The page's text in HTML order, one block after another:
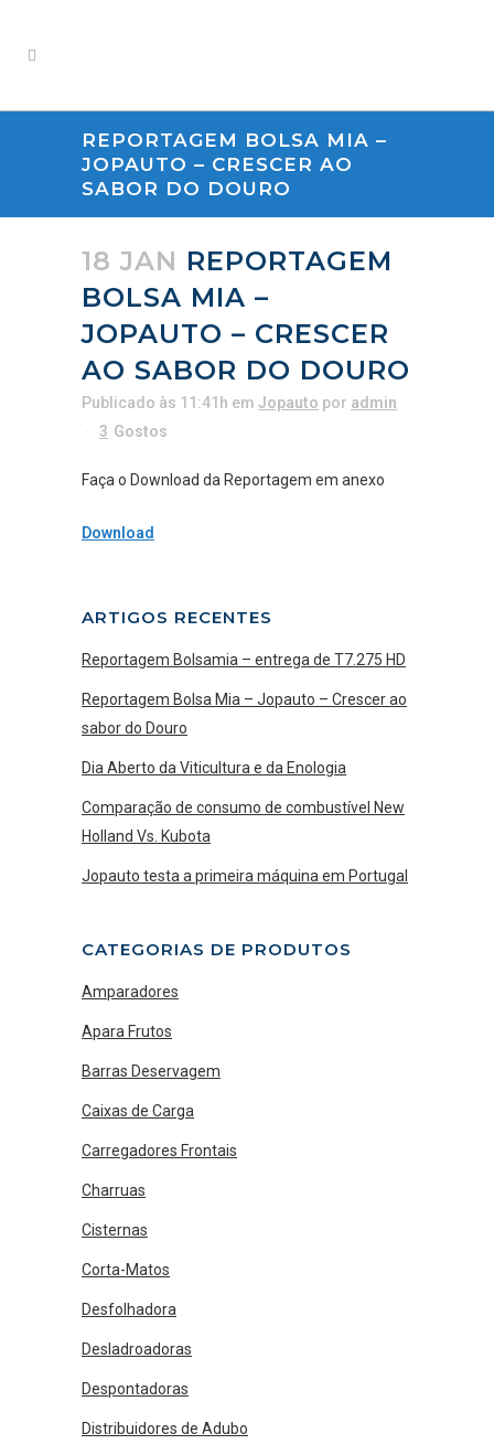
REPORTAGEM BOLSA MIA –
JOPAUTO – CRESCER AO
SABOR DO DOURO
18 JAN REPORTAGEM
BOLSA MIA –
JOPAUTO – CRESCER
AO SABOR DO DOURO
Publicado às 11:41h em Jopauto por admin
3 Gostos
Faça o Download da Reportagem em anexo
Download
ARTIGOS RECENTES
Reportagem Bolsamia – entrega de T7.275 HD
Reportagem Bolsa Mia – Jopauto – Crescer ao
sabor do Douro
Dia Aberto da Viticultura e da Enologia
Comparação de consumo de combustível New
Holland Vs. Kubota
Jopauto testa a primeira máquina em Portugal
CATEGORIAS DE PRODUTOS
Amparadores
Apara Frutos
Barras Deservagem
Caixas de Carga
Carregadores Frontais
Charruas
Cisternas
Corta-Matos
Desfolhadora
Desladroadoras
Despontadoras
Distribuidores de Adubo